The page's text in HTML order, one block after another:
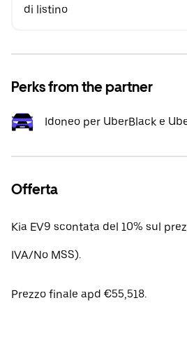
di listino
Perks from the partner
Idoneo per UberBlack e
Offerta
Kia EV9 scontata del 10% sul
IVA/No MSS).
Prezzo finale apd €55,518.